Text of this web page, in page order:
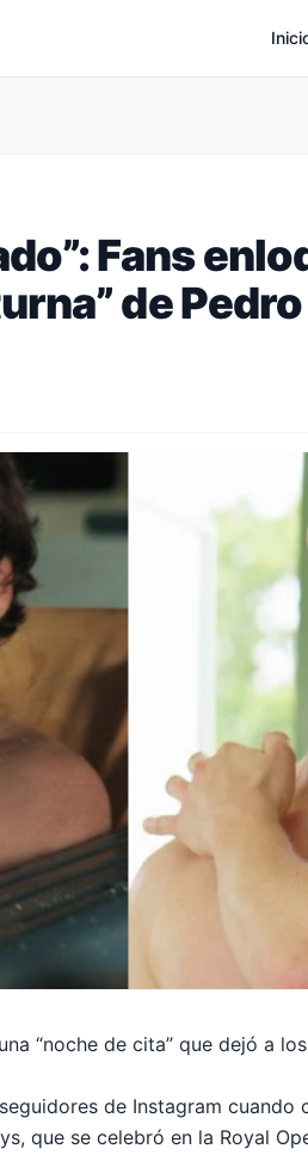
​​Fans
de
“noche de cita” que dejó a
de Instagram
que se celebró en la Royal